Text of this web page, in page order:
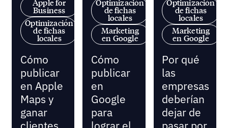
Apple for
Business
Optimización
de fichas
locales
Cómo
publicar
en Apple
Maps y
ganar
Optimización
de fichas
locales
Marketing
en Google
Cómo
publicar
en
Google
para
Optimización
de fichas
locales
Marketing
en Google
Por qué
las
empresas
deberían
dejar de